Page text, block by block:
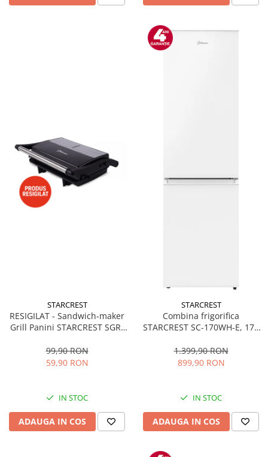
STARCREST
RESIGILAT - Sandwich-maker
Grill Panini STARCREST SGR-
nonaderente, Deschidere
180°, Suprafata de gatire 23 x
99,90 RON
59,90 RON
IN STOC
ADAUGA IN COS
STARCREST
Combina frigorifica
STARCREST SC-170WH-E, 170
Termostat reglabil, Iluminare
LED, Picioare ajustabile, Usi
1.399,90 RON
899,90 RON
IN STOC
ADAUGA IN COS